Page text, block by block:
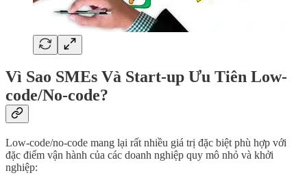
Vì Sao SMEs Và Start-up Ưu Tiên Low-
code/No-code?
Low-code/no-code mang lại rất nhiều giá trị đặc biệt phù hợp với
đặc điểm vận hành của các doanh nghiệp quy mô nhỏ và khởi
nghiệp: